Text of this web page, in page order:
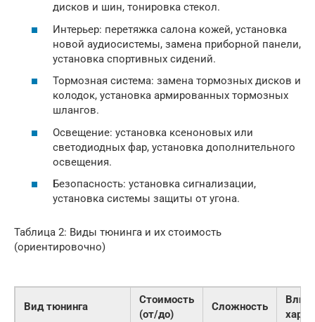
дисков и шин, тонировка стекол.
Интерьер: перетяжка салона кожей, установка
новой аудиосистемы, замена приборной панели,
установка спортивных сидений.
Тормозная система: замена тормозных дисков и
колодок, установка армированных тормозных
шлангов.
Освещение: установка ксеноновых или
светодиодных фар, установка дополнительного
освещения.
Безопасность: установка сигнализации,
установка системы защиты от угона.
Таблица 2: Виды тюнинга и их стоимость
(ориентировочно)
Вид тюнинга
Стоимость
(от/до)
Сложность